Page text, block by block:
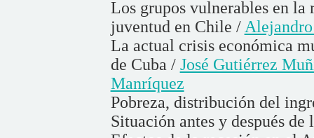
Los grupos vulnerables en
juventud en Chile /
La actual crisis económica
de Cuba / José Gutiérrez
Manríquez
Pobreza, distribución del
Situación antes y después